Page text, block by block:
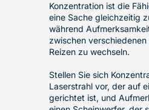
Konzentration ist die
eine Sache gleichzeitig
während
zwischen
Reizen zu wechseln.
Stellen Sie sich
Laserstrahl vor, der auf
gerichtet ist, und